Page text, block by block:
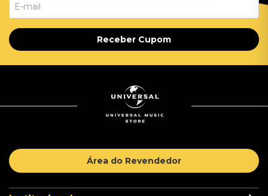
Receber Cupom
Área do Revendedor